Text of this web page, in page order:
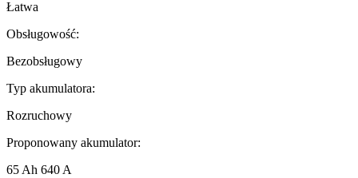
Łatwa
Obsługowość:
Bezobsługowy
Typ akumulatora:
Rozruchowy
Proponowany akumulator:
65 Ah 640 A